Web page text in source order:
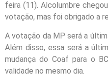
feira (11). Alcolumbre
votação, mas foi obrigado a
A votação da MP será a
Além disso, essa será a
mudança do Coaf para o
validade no mesmo dia.